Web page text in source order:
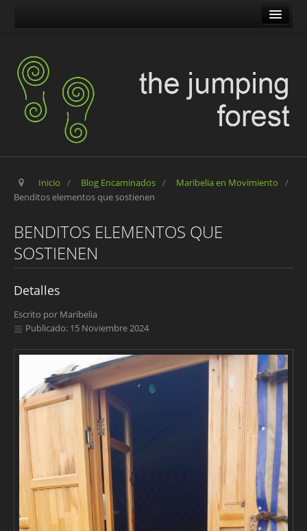
The Pilgrim Stone
Blog Encaminados
Carles
Maribelia en Movimiento
Inicio / Blog Encaminados / Maribelia en Movimiento
/
Benditos elementos que sostienen
BENDITOS ELEMENTOS QUE
SOSTIENEN
Detalles
Escrito por Maribelia
Publicado: 15 Noviembre 2024